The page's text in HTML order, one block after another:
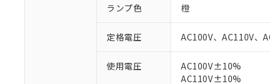
ランプ色 橙
定格電圧 AC100V、AC110V、
使用電圧
AC100V±10%
AC110V±10%
ご利用条件
対応予定なし：
調査・確認中：
非該当品：ライセ
仕入先様の事情に
※1 中国